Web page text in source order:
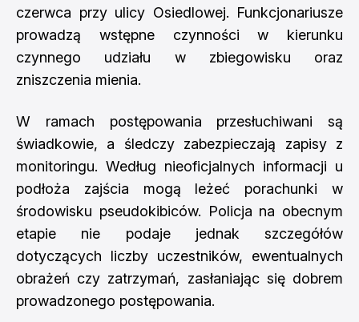
czerwca przy ulicy Osiedlowej. Funkcjonariusze
prowadzą wstępne czynności w kierunku
czynnego udziału w zbiegowisku oraz
zniszczenia mienia.
W ramach postępowania przesłuchiwani są
świadkowie, a śledczy zabezpieczają zapisy z
monitoringu. Według nieoficjalnych informacji u
podłoża zajścia mogą leżeć porachunki w
środowisku pseudokibiców. Policja na obecnym
etapie nie podaje jednak szczegółów
dotyczących liczby uczestników, ewentualnych
obrażeń czy zatrzymań, zasłaniając się dobrem
prowadzonego postępowania.